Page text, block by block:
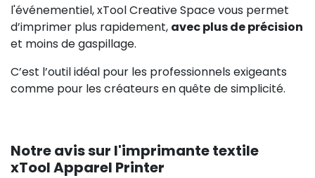
l'événementiel, xTool Creative Space vous permet
d’imprimer plus rapidement, avec plus de précision
et moins de gaspillage.
C’est l’outil idéal pour les professionnels exigeants
comme pour les créateurs en quête de simplicité.
Notre avis sur l'imprimante textile
xTool Apparel Printer